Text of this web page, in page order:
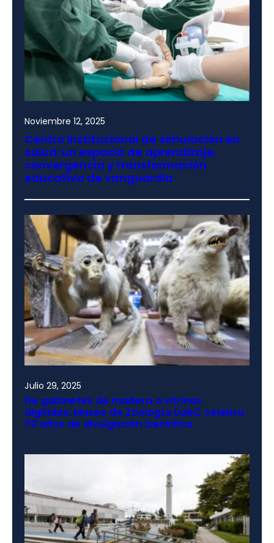
Noviembre 12, 2025
Centro institucional de simulación en
salud: un espacio de aprendizaje,
convergencia y transformación
educativa de vanguardia
Julio 29, 2025
De gabinetes de madera a vitrinas
digitales: Museo de Zoología UdeC celebra
70 años de divulgación científica